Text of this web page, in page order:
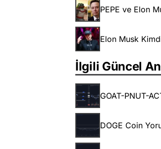
PEPE ve Elon
Elon Musk
İlgili Güncel
GOAT-PNUT-
DOGE Coin